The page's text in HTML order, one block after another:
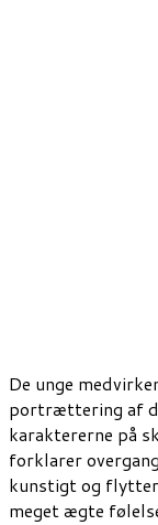
De unge
portrættering af
karaktererne på
forklarer
kunstigt og
meget ægte